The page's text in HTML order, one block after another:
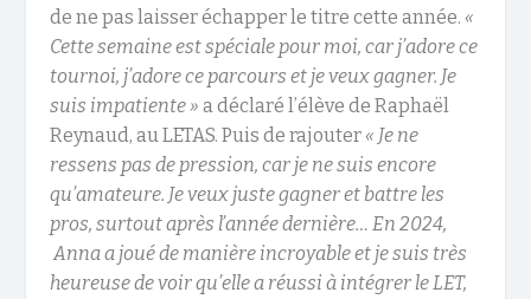
de ne pas laisser échapper le titre cette année. «
Cette semaine est spéciale pour moi, car j’adore ce
tournoi, j’adore ce parcours et je veux gagner. Je
suis impatiente »a déclaré l’élève de Raphaël
Reynaud, au LETAS. Puis de rajouter « Je ne
ressens pas de pression, car je ne suis encore
qu’amateure. Je veux juste gagner et battre les
pros, surtout après l’année dernière… En 2024,
Anna a joué de manière incroyable et je suis très
heureuse de voir qu’elle a réussi à intégrer le LET,